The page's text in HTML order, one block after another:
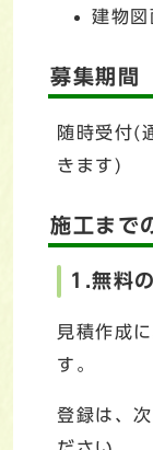
建物図
募集期間
随時受付(
きます)
施工まで
1.無料
見積作成
す。
登録は、